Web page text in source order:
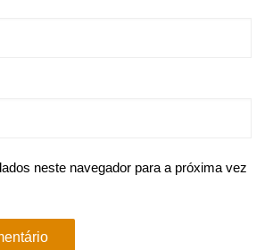
neste navegador para a próxima vez